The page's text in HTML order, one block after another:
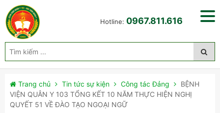
Hotline: 0967.811.616
Trang chủ Tin tức sự kiện Công tác Đảng
BỆNH
VIỆN QUÂN Y 103 TỔNG KẾT 10 NĂM THỰC HIỆN NGHỊ
QUYẾT 51 VỀ ĐÀO TẠO NGOẠI NGỮ